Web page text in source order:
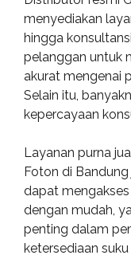
menyediakan
hingga
pelanggan untuk
akurat mengenai
Selain itu,
kepercayaan
Layanan purna
Foton di
dapat
dengan mudah,
penting dalam
ketersediaan